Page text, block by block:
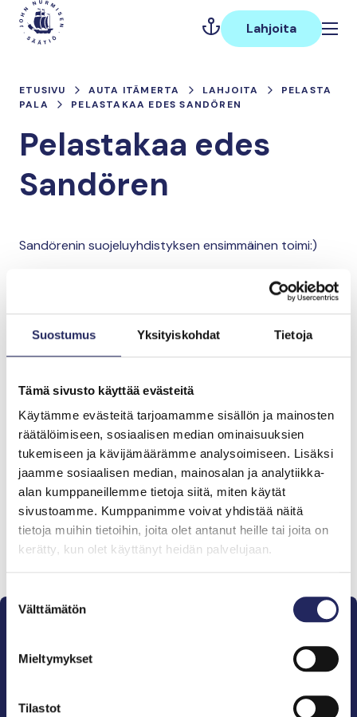
Suostumus Yksityiskohdat Tietoja
Tämä sivusto käyttää evästeitä
Käytämme evästeitä tarjoamamme sisällön ja mainosten
räätälöimiseen, sosiaalisen median ominaisuuksien
tukemiseen ja kävijämäärämme analysoimiseen. Lisäksi
jaamme sosiaalisen median, mainosalan ja analytiikka-
alan kumppaneillemme tietoja siitä, miten käytät
sivustoamme. Kumppanimme voivat yhdistää näitä
tietoja muihin tietoihin, joita olet antanut heille tai joita on
kerätty, kun olet käyttänyt heidän palvelujaan.
valinta
Välttämätön
Mieltymykset
Tilastot
Hyppää
sisältöön
Päävalikko
Lahjoita
ETUSIVU AUTA ITÄMERTA LAHJOITA
PELASTA
PALA
PELASTAKAA EDES SANDÖREN
Pelastakaa edes
Sandören
Sandörenin suojeluyhdistyksen ensimmäinen toimi:)
Tiimin lahjoitukset yhteensä:
Tiimille tehdyt
lahjoitukset
Lahjoita ja liity tähän tiimiin
Pelastamme Itämeren ja sen perinnön tuleville